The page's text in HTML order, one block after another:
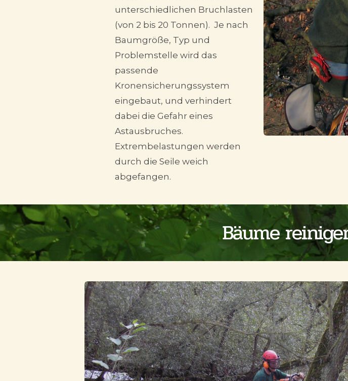
unterschiedlichen Bruchlasten
(von 2 bis 20 Tonnen). Je nach
Baumgröße, Typ und
Problemstelle wird das
passende
Kronensicherungssystem
eingebaut, und verhindert
dabei die Gefahr eines
Astausbruches.
Extrembelastungen werden
durch die Seile weich
abgefangen.
Bäume